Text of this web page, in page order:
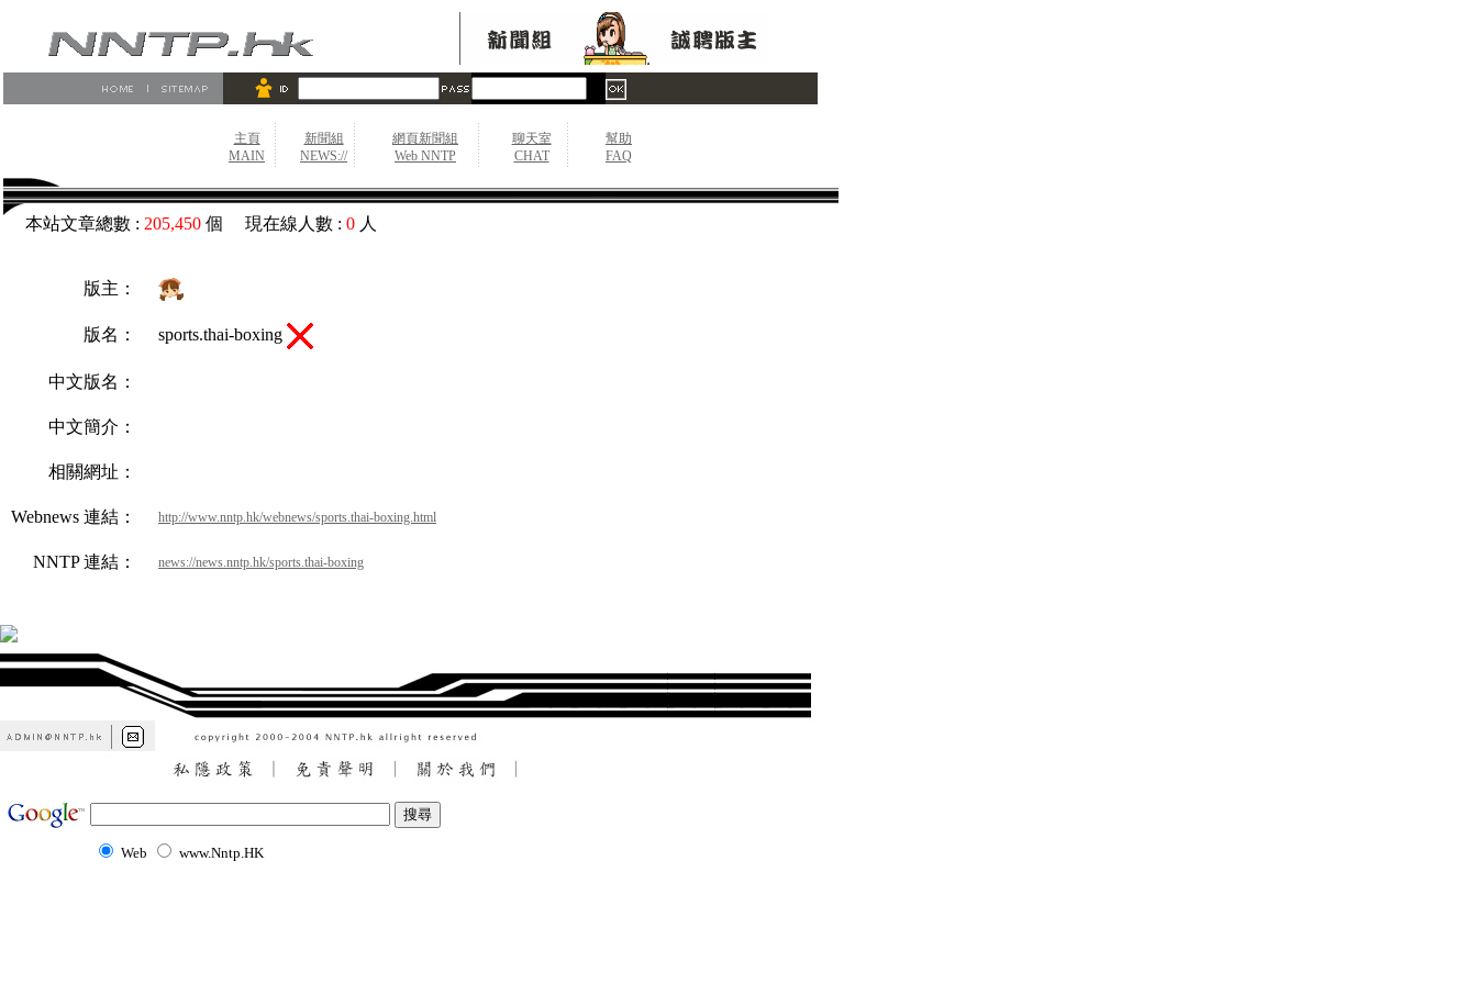
主頁
MAIN
新聞組
NEWS://
網頁新聞組
Web NNTP
聊天室
CHAT
幫助
FAQ
本站文章總數 : 205,450 個 現在線人數 : 0 人
版主：
版名： sports.thai-boxing
中文版名：
中文簡介：
相關網址：
Webnews 連結： http://www.nntp.hk/webnews/sports.thai-boxing.html
NNTP 連結： news://news.nntp.hk/sports.thai-boxing
Web www.Nntp.HK